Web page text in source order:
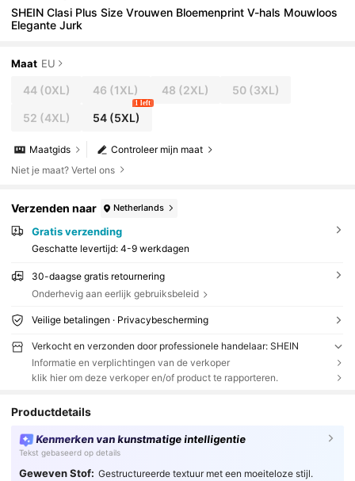
SHEIN Clasi Plus Size Vrouwen Bloemenprint V-hals Mouwloos
Elegante Jurk
Maat EU
44(0XL) 46 (1XL) 48 (2XL) 50(3XL)
52 (4XL) 54 (5XL)
1 left
Controleer mijn maat
Maatgids
Niet je maat? Vertel ons
Verzenden naar Netherlands
Gratis verzending
Geschatte levertijd: 4-9 werkdagen
30-daagse gratis retournering
Onderhevig aan eerlijk gebruiksbeleid
Veilige betalingen · Privacybescherming
Verkocht en verzonden door professionele handelaar: SHEIN
Informatie en verplichtingen van de verkoper
klik hier om deze verkoper en/of product te rapporteren.
Productdetails
Kenmerken van kunstmatige intelligentie
Tekst gebaseerd op details
Geweven Stof: Gestructureerde textuur met een moeiteloze stijl.